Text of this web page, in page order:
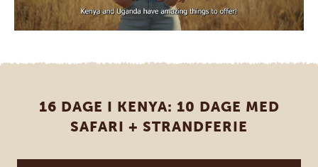
16 DAGE I KENYA: 10 DAGE MED
SAFARI + STRANDFERIE